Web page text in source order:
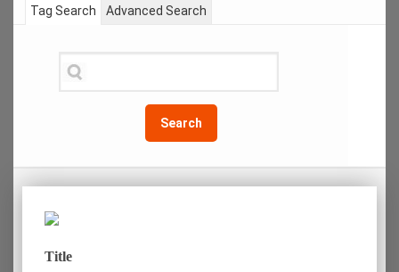
Tag Search
Search
Advanced Search
Title